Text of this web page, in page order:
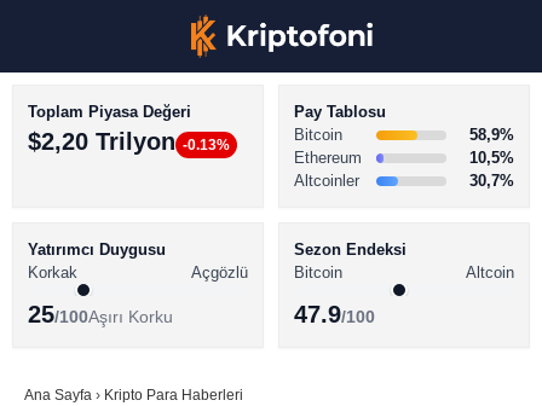
BİTCOİN HABERLERİ
ALTCOİN HABERLERİ
SÖZLÜK
Toplam Piyasa Değeri
$2,20 Trilyon -0.13%
Pay Tablosu
Bitcoin
58,9%
Ethereum
10,5%
Altcoinler
30,7%
Yatırımcı Duygusu
Korkak
Açgözlü
25/100Aşırı Korku
Sezon Endeksi
Bitcoin
Altcoin
47.9/100
Ana Sayfa › Kripto Para Haberleri